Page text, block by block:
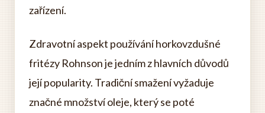
zařízení.
Zdravotní aspekt používání horkovzdušné
fritézy Rohnson je jedním z hlavních důvodů
její popularity. Tradiční smažení vyžaduje
značné množství oleje, který se poté